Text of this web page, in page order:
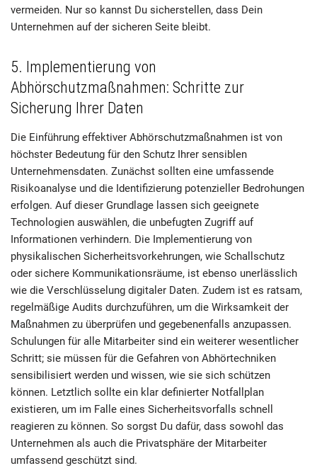
vermeiden. Nur so kannst Du sicherstellen, dass Dein
Unternehmen auf der sicheren Seite bleibt.
5. Implementierung von
Abhörschutzmaßnahmen: Schritte zur
Sicherung Ihrer Daten
Die Einführung effektiver Abhörschutzmaßnahmen ist von
höchster Bedeutung für den Schutz Ihrer sensiblen
Unternehmensdaten. Zunächst sollten eine umfassende
Risikoanalyse und die Identifizierung potenzieller Bedrohungen
erfolgen. Auf dieser Grundlage lassen sich geeignete
Technologien auswählen, die unbefugten Zugriff auf
Informationen verhindern. Die Implementierung von
physikalischen Sicherheitsvorkehrungen, wie Schallschutz
oder sichere Kommunikationsräume, ist ebenso unerlässlich
wie die Verschlüsselung digitaler Daten. Zudem ist es ratsam,
regelmäßige Audits durchzuführen, um die Wirksamkeit der
Maßnahmen zu überprüfen und gegebenenfalls anzupassen.
Schulungen für alle Mitarbeiter sind ein weiterer wesentlicher
Schritt; sie müssen für die Gefahren von Abhörtechniken
sensibilisiert werden und wissen, wie sie sich schützen
können. Letztlich sollte ein klar definierter Notfallplan
existieren, um im Falle eines Sicherheitsvorfalls schnell
reagieren zu können. So sorgst Du dafür, dass sowohl das
Unternehmen als auch die Privatsphäre der Mitarbeiter
umfassend geschützt sind.